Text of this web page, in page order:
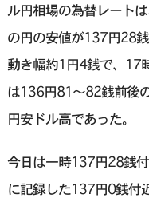
ル円相場の為替レート
の円の安値が137円28
動き幅約1円4銭で、17
は136円81〜82銭前後
円安ドル高であった。
今日は一時137円28銭
に記録した137円0銭付